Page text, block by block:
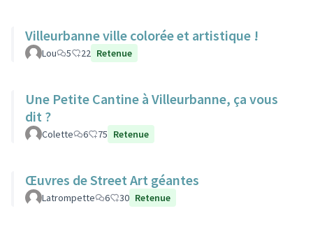
Villeurbanne ville colorée et artistique !
Lou 5 22 Retenue
Une Petite Cantine à Villeurbanne, ça vous
dit ?
Colette 6 75 Retenue
Œuvres de Street Art géantes
Latrompette 6 30 Retenue